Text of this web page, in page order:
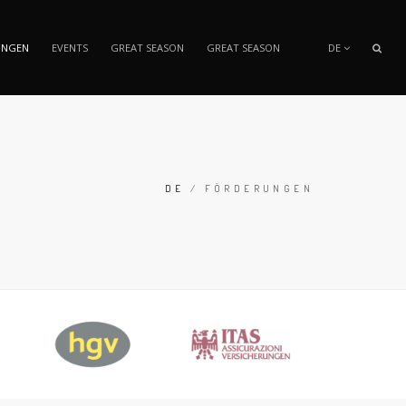
EVENTS GREAT SEASON GREAT SEASON DE
DE / FÖRDERUNGEN